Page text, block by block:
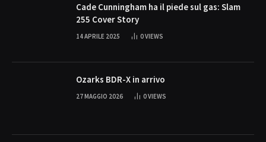
Cade Cunningham ha il piede sul gas: Slam
255 Cover Story
14 APRILE 2025 0VIEWS
Ozarks BDR-X in arrivo
27 MAGGIO 2026 0VIEWS